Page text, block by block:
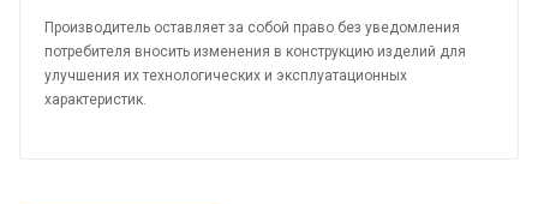
Производитель оставляет за собой право без уведомления
потребителя вносить изменения в конструкцию изделий для
улучшения их технологических и эксплуатационных
характеристик.